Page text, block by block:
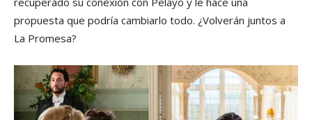
propuesta que podría cambiarlo todo. ¿Volverán juntos a
La Promesa?